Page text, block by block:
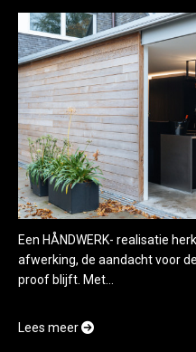
Een HÅNDWERK- realisatie
afwerking, de aandacht voor
proof blijft. Met...
Lees meer